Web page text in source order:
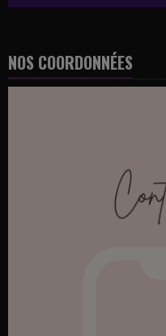
NOS COORDONNÉES